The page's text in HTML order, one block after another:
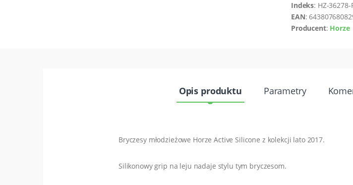
Indeks: HZ-36278-
EAN:
Producent: Horze
Opis produktu Parametry
Bryczesy młodzieżowe Horze Active Silicone z kolekcji lato 2017.
Silikonowy grip na leju nadaje stylu tym bryczesom.